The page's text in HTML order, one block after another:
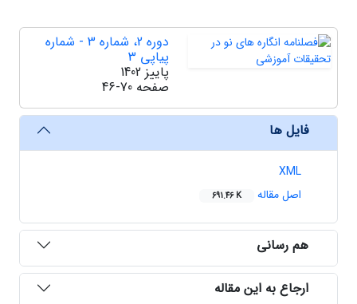
دوره 2، شماره 3 - شماره
پیاپی 3
پاییز 1402
صفحه 46-70
فایل ها
XML
اصل مقاله
691.46 K
هم رسانی
ارجاع به این مقاله